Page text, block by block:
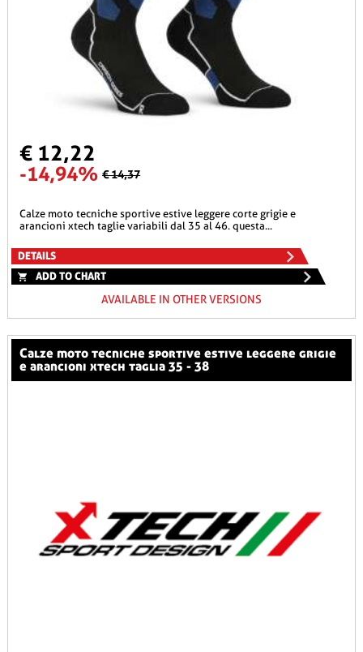
€ 12,22
-14,94% € 14,37
calze moto tecniche sportive estive leggere corte grigie e
arancioni xtech taglie variabili dal 35 al 46. questa...
DETAILS
ADD TO CHART
AVAILABLE IN OTHER VERSIONS
calze moto tecniche sportive estive leggere grigie
e arancioni xtech taglia 35 - 38